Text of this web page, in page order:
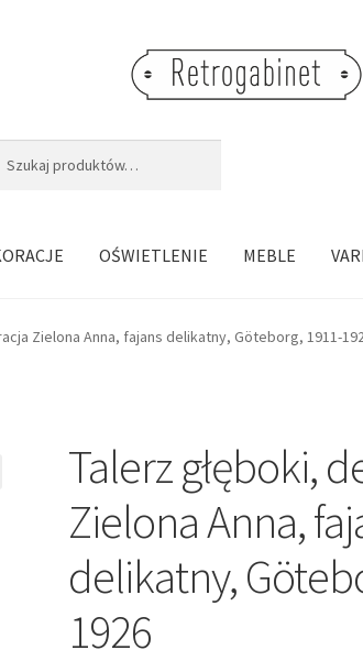
OŚWIETLENIE MEBLE
Zielona Anna, fajans delikatny, Göteborg, 1911-
Talerz głęboki,
Zielona Anna,
delikatny,
1926